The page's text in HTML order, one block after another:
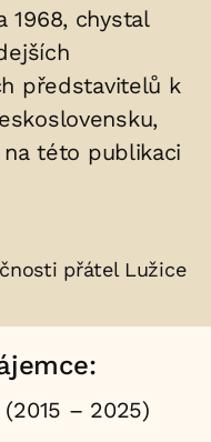
1968, chystal
představitelů k
této publikaci
přátel Lužice
– 2025)